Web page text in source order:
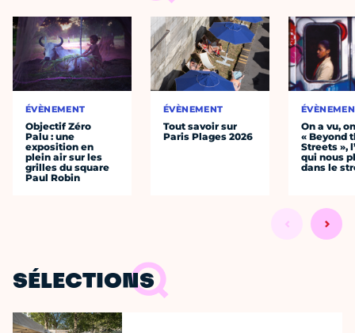
ÉVÈNEMENT
Objectif Zéro
Palu : une
exposition en
plein air sur les
grilles du square
Paul Robin
ÉVÈNEMENT
Tout savoir sur
Paris Plages 2026
On a vu,
« Beyond
Streets »,
qui nous
dans le
SÉLECTIONS